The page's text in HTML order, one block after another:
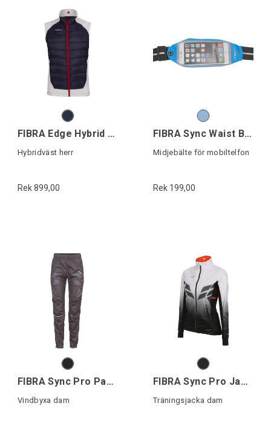
FIBRA Edge Hybrid Vest
Hybridväst herr
Rek 899,00
FIBRA Sync Waist Belt
Midjebälte för mobiltelfon
Rek 199,00
FIBRA Sync Pro Pant W
Vindbyxa dam
FIBRA Sync Pro Jacket W
Träningsjacka dam